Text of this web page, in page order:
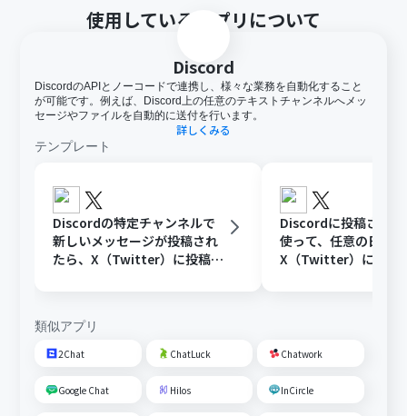
使用しているアプリについて
Discord
DiscordのAPIとノーコードで連携し、様々な業務を自動化すること
が可能です。例えば、Discord上の任意のテキストチャンネルへメッ
セージやファイルを自動的に送付を行います。
詳しくみる
テンプレート
Discordの特定チャンネルで
新しいメッセージが投稿され
たら、X（Twitter）に投稿す
Discordに投稿され
使って、任意の日時に
X（Twitter）に投稿
類似アプリ
2Chat ChatLuck Chatwork
Google Chat Hilos InCircle